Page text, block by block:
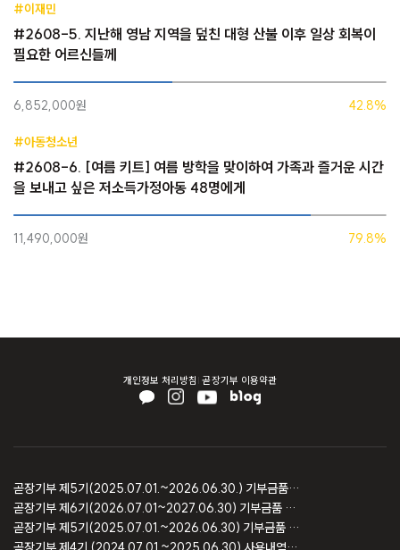
#이재민
#2608-5. 지난해 영남 지역을 덮친 대형 산불 이후 일상 회복이
필요한 어르신들께
6,852,000원 42.8%
#아동청소년
#2608-6. [여름 키트] 여름 방학을 맞이하여 가족과 즐거운 시간
을 보내고 싶은 저소득가정아동 48명에게
11,490,000원 79.8%
개인정보 처리방침 곧장기부 이용약관
곧장기부 제5기(2025.07.01.~2026.06.30.) 기부금품 모집결과 보고
곧장기부 제6기(2026.07.01~2027.06.30) 기부금품 모집등록 보고
곧장기부 제5기(2025.07.01.~2026.06.30) 기부금품 모집등록 보고